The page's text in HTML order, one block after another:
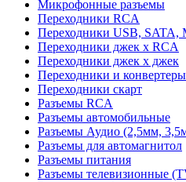
Микрофонные разъемы
Переходники RCA
Переходники USB, SATA,
Переходники джек х RCA
Переходники джек х джек
Переходники и
Переходники скарт
Разъемы RCA
Разъемы автомобильные
Разъемы Аудио (2,5мм,
Разъемы для автомагнитол
Разъемы питания
Разъемы телевизионные